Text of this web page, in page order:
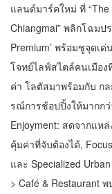
แลนด์มาร์คใหม่ ที่ “The
Chiangmai” พลิกโฉม
Premium’ พร้อมชูจุดเด่
โจทย์ไลฟ์สไตล์คนเมือ
ค่า โลตัสมาพร้อมกับ ก
รณ์การช้อปปิ้งให้มากกว่
Enjoyment: สดจากแห
คุ้มค่าที่จับต้องได้,
และ Specialized
> Café & Restaurant